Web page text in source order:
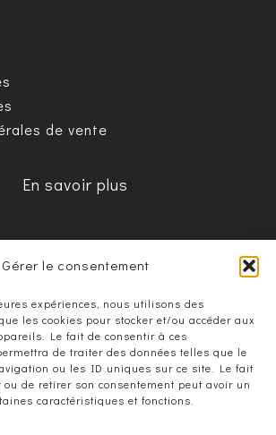
Gérer le consentement
expériences, nous utilisons des
les cookies pour stocker et/ou accéder aux
Le fait de consentir à ces
de traiter des données telles que le
ou les ID uniques sur ce site. Le fait
de retirer son consentement peut avoir un
caractéristiques et fonctions.
de vente
En savoir plus